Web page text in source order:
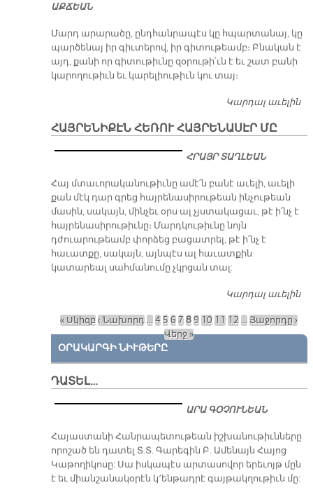
ԱՔՃԵԱՆ
Մարդ արարածը, ընդհանրապէս կը հպարտանայ, կը
պարծենայ իր գիւտերով, իր գիտութեամբ։ Բնական է
այդ, քանի որ գիտութիւնը զօրութի՛ւն է եւ շատ բանի
կարողութիւն եւ կարելիութիւն կու տայ։
Կարդալ աւելին
ՀԱՅՐԵՆԻՔԷՆ ՀԵՌՈՒ ՀԱՅՐԵՆԱՍԷՐ ՄԸ
ՀՐԱՅՐ ՏԱՂԼԵԱՆ
Հայ մտաւորականութիւնը ամէ՛ն բանէ աւելի, աւելի
քան մէկ դար գրեց հայրենասիրութեան ինչութեան
մասին, սակայն, մինչեւ օրս ալ չյստակացաւ, թէ ի՛նչ է
հայրենասիրութիւնը։ Մարդկութիւնը նոյն
դժուարութեամբ փորձեց բացատրել, թէ ի՛նչ է
հաւատքը, սակայն, այնպէս ալ հաւատքին
կատարեալ սահմանումը չկրցան տալ:
Կարդալ աւելին
Էջեր
« Սկիզբ ‹ Նախորդ … 4 5 6 7 8 9 10 11 12 … Յաջորդը ›
Վերջ »
ՕՐԱԿԱՐԳԻ ՆԻՒԹԵՐԸ
ԴԱՏԵԼ…
ԱՐԱ ԳՕՉՈՒՆԵԱՆ
​Հայաստանի Հանրապետութեան իշխանութիւնները
որոշած են դատել Տ.Տ. Գարեգին Բ. Ամենայն Հայոց
Կաթողիկոսը: Սա իսկապէս արտասովոր երեւոյթ մըն
է եւ միանշանակօրէն կ՚ենթադրէ գայթակղութիւն մը: